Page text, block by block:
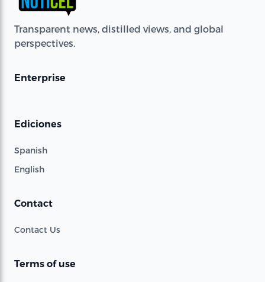
Transparent news, distilled views, and global
perspectives.
Enterprise
Ediciones
Spanish
English
Contact
Contact Us
Terms of use